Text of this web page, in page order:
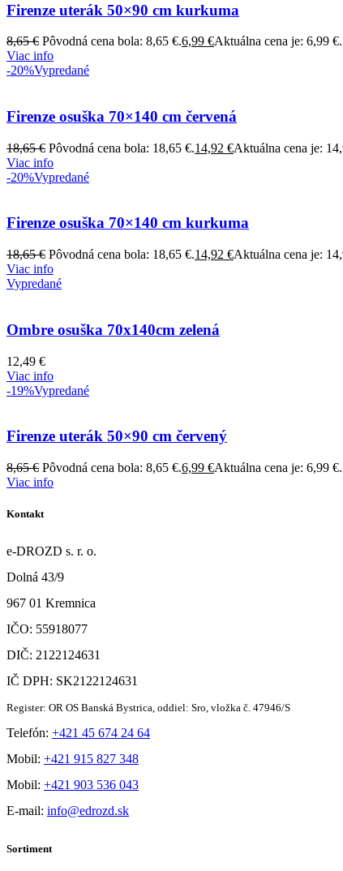
Firenze uterák 50×90 cm kurkuma
8,65€ Pôvodná cena bola: 8,65 €.6,99 €Aktuálna cena je: 6,99 €.
Viac info
-20%Vypredané
Firenze osuška 70×140 cm červená
18,65€ Pôvodná cena bola: 18,65 €.14,92 €Aktuálna cena je:
Viac info
-20%Vypredané
Firenze osuška 70×140 cm kurkuma
18,65€ Pôvodná cena bola: 18,65 €.14,92 €Aktuálna cena je:
Viac info
Vypredané
Ombre osuška 70x140cm zelená
12,49 €
Viac info
-19%Vypredané
Firenze uterák 50×90 cm červený
8,65€ Pôvodná cena bola: 8,65 €.6,99 €Aktuálna cena je: 6,99 €.
Viac info
Kontakt
e-DROZD s. r. o.
Dolná 43/9
967 01 Kremnica
IČO: 55918077
DIČ: 2122124631
IČ DPH: SK2122124631
Register: OR OS Banská Bystrica, oddiel: Sro, vložka č. 47946/S
Telefón: +421 45 674 24 64
Mobil: +421 915 827 348
Mobil: +421 903 536 043
E-mail: info@edrozd.sk
Sortiment